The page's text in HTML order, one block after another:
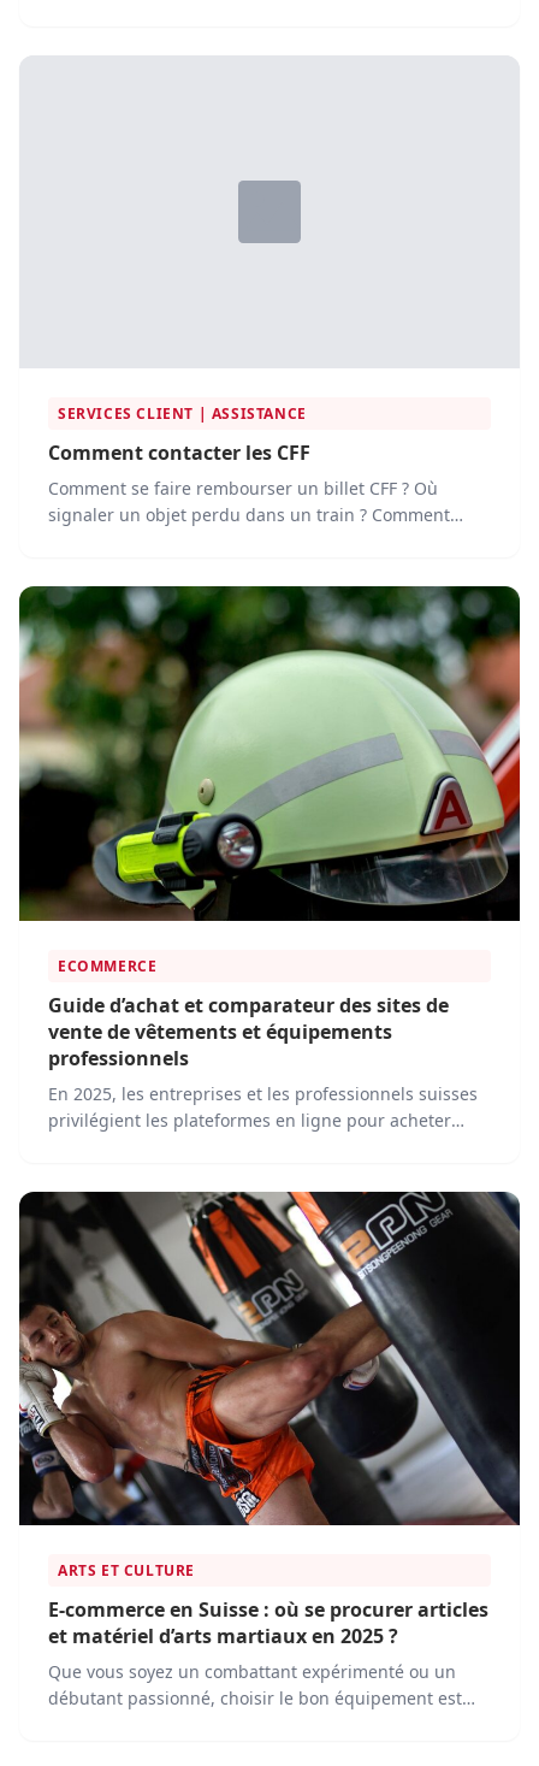
SERVICES CLIENT | ASSISTANCE
Comment contacter les CFF
Comment se faire rembourser un billet CFF ? Où
signaler un objet perdu dans un train ? Comment
ECOMMERCE
Guide d’achat et comparateur des sites de
vente de vêtements et équipements
professionnels
En 2025, les entreprises et les professionnels suisses
privilégient les plateformes en ligne pour acheter
acteurs dominent le marché en proposant des
solutions adaptées aux besoins des clients.
ARTS ET CULTURE
E-commerce en Suisse : où se procurer articles
et matériel d’arts martiaux en 2025 ?
Que vous soyez un combattant expérimenté ou un
débutant passionné, choisir le bon équipement est